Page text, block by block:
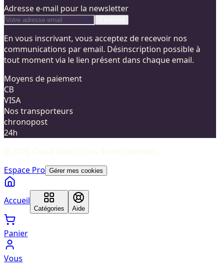
Adresse e-mail pour la newsletter
En vous inscrivant, vous acceptez de recevoir nos
communications par email. Désinscription possible à
tout moment via le lien présent dans chaque email.
Moyens de paiement
CB
VISA
Nos transporteurs
chronopost
24h
© 2026 Cloud Vapor. Tous droits réservés.
Espace Pro Gérer mes cookies
Accueil
Catégories Aide
Panier
Vous